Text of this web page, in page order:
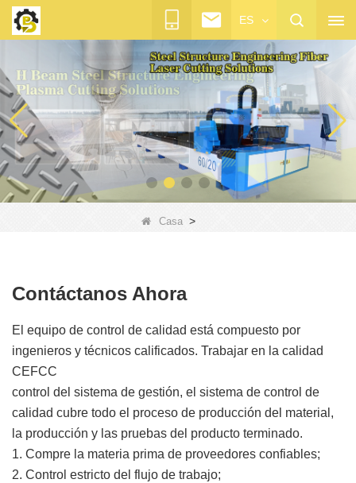
ES
Casa >
Contáctanos Ahora
El equipo de control de calidad está compuesto por
ingenieros y técnicos calificados. Trabajar en la calidad
CEFCC
control del sistema de gestión, el sistema de control de
calidad cubre todo el proceso de producción del material,
la producción y las pruebas del producto terminado.
1. Compre la materia prima de proveedores confiables;
2. Control estricto del flujo de trabajo;